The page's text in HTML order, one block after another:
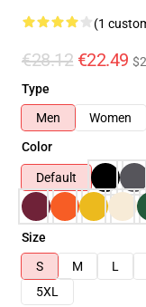
(1
€28.12 €22.49
Type
Men
Women
Color
Default
Size
S
M L
5XL